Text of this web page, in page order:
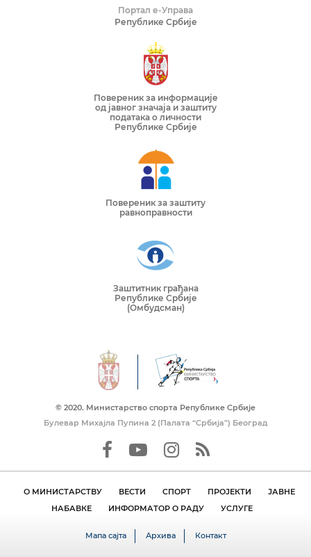
Портал е-Управа
Републике Србије
Повереник за информације
од јавног значаја и заштиту
података о личности
Републике Србије
Повереник за заштиту
равноправности
Заштитник грађана
Републике Србије
(Омбудсман)
© 2020. Mинистарство спорта Републике Србије
Булевар Михајла Пупина 2 (Палата “Србија”) Београд
О МИНИСТАРСТВУ ВЕСТИ СПОРТ ПРОЈЕКТИ
ЈАВНЕ
НАБАВКЕ
ИНФОРМАТОР О РАДУ УСЛУГЕ
Мапа сајта Архива Контакт